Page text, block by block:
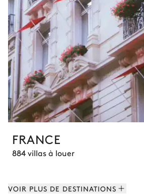
FRANCE
884 villas à louer
VOIR PLUS DE DESTINATIONS